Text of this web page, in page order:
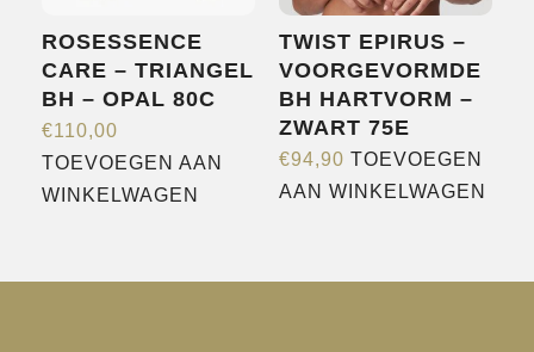
op
de
productpagina
op
de
productpagina
ROSESSENCE
CARE – TRIANGEL
BH – OPAL 80C
€110,00
TOEVOEGEN AAN
WINKELWAGEN
TWIST EPIRUS –
VOORGEVORMDE
BH HARTVORM –
ZWART 75E
€94,90 TOEVOEGEN
AAN WINKELWAGEN